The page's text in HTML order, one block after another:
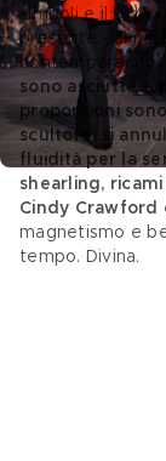
simboli e il DNA
presente - si
contemporaneo.
sono asciutte e
proporzioni
scultorei si
fluidità per la
shearling,
Cindy Crawford
magnetismo e
tempo. Divina.